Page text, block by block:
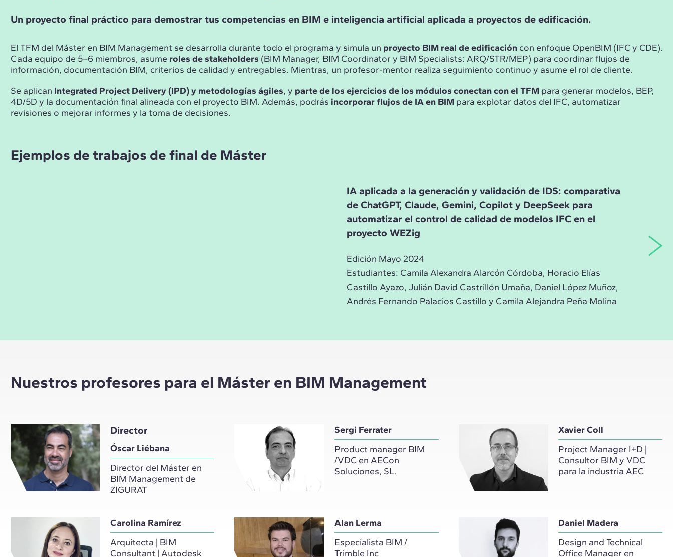
Un proyecto final práctico para demostrar tus competencias en BIM e inteligencia artificial aplicada a proyectos de edificación.
El TFM del Máster en BIM Management se desarrolla durante todo el programa y simula un proyecto BIM real de edificacióncon enfoque OpenBIM (IFC y CDE).
Cada equipo de 5–6 miembros, asume roles de stakeholders (BIM Manager, BIM Coordinator y BIM Specialists: ARQ/STR/MEP) para coordinar flujos de
información, documentación BIM, criterios de calidad y entregables. Mientras, un profesor-mentor realiza seguimiento continuo y asume el rol de cliente.
Se aplican Integrated Project Delivery (IPD) y metodologías ágiles, y parte de los ejercicios de los módulos conectan con el TFMpara generar modelos, BEP,
4D/5D y la documentación final alineada con el proyecto BIM. Además, podrás incorporar flujos de IA en BIM para explotar datos del IFC, automatizar
revisiones o mejorar informes y la toma de decisiones.
Ejemplos de trabajos de final de Máster
IA aplicada a la generación y validación de IDS: comparativa
de ChatGPT, Claude, Gemini, Copilot y DeepSeek para
automatizar el control de calidad de modelos IFC en el
proyecto WEZig
Edición Mayo 2024
Estudiantes: Camila Alexandra Alarcón Córdoba, Horacio Elías
Castillo Ayazo, Julián David Castrillón Umaña, Daniel López Muñoz,
Andrés Fernando Palacios Castillo y Camila Alejandra Peña Molina
Nuestros profesores para el Máster en BIM Management
Director
Óscar Liébana
Director del Máster en
BIM Management de
ZIGURAT
Sergi Ferrater
Product manager BIM
/VDC en AECon
Soluciones, SL.
Xavier Coll
Project Manager I+D |
Consultor BIM y VDC
para la industria AEC
Carolina Ramírez
Arquitecta | BIM
Consultant | Autodesk
Alan Lerma
Especialista BIM /
Trimble Inc
Daniel Madera
Design and Technical
Office Manager en